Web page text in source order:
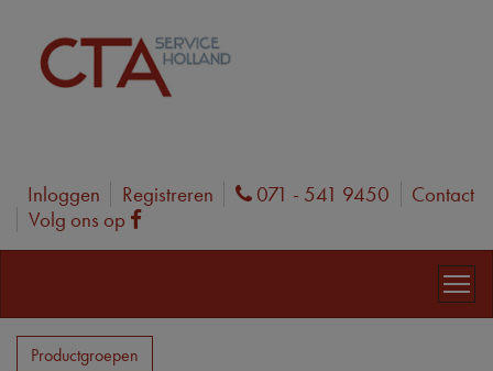
Inloggen Registreren Phone
071 - 541 9450
Contact
Volg ons op
Facebook
Productgroepen